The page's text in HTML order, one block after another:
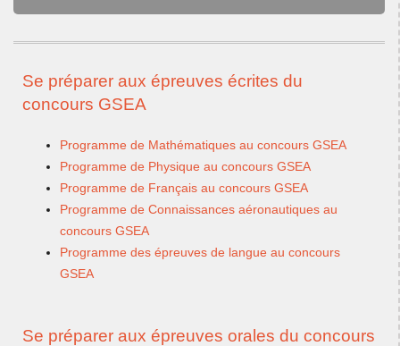
Se préparer aux épreuves écrites du
concours GSEA
Programme de Mathématiques au concours GSEA
Programme de Physique au concours GSEA
Programme de Français au concours GSEA
Programme de Connaissances aéronautiques au
concours GSEA
Programme des épreuves de langue au concours
GSEA
Se préparer aux épreuves orales du concours